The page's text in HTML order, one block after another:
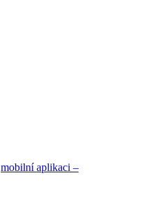
mobilní aplikaci –